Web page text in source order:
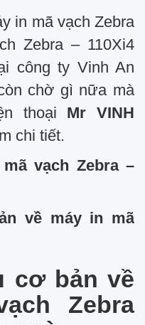
in mã vạch Zebra
Zebra – 110Xi4
công ty Vinh An
chờ gì nữa mà
thoại Mr VINH
chi tiết.
vạch Zebra –
về máy in mã
cơ bản về
Zebra